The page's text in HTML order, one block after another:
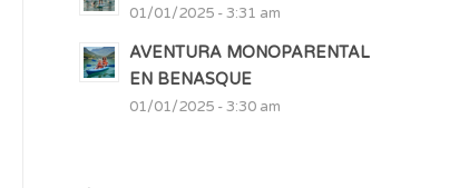
01/01/2025 - 3:31 am
AVENTURA MONOPARENTAL
EN BENASQUE
01/01/2025 - 3:30 am